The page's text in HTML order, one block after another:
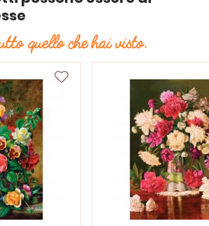
quello che hai visto.